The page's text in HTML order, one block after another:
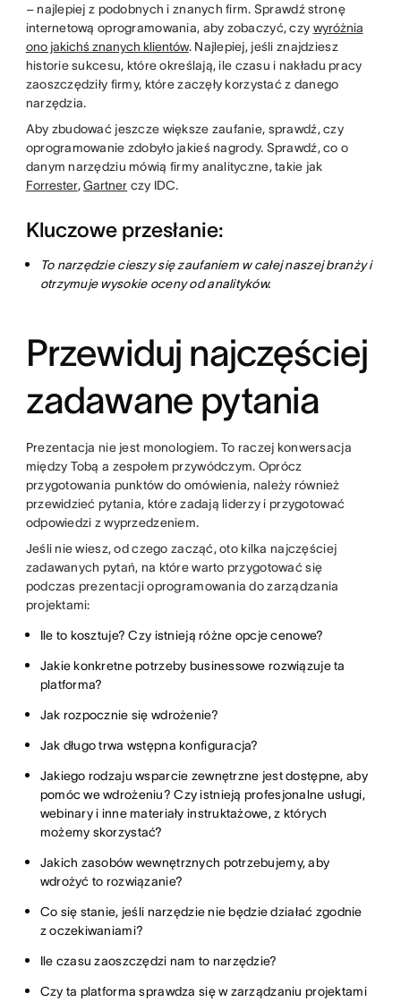
– najlepiej z podobnych i znanych firm. Sprawdź stronę
internetową oprogramowania, aby zobaczyć, czy wyróżnia
ono jakichś znanych klientów. Najlepiej, jeśli znajdziesz
historie sukcesu, które określają, ile czasu i nakładu pracy
zaoszczędziły firmy, które zaczęły korzystać z danego
narzędzia.
Aby zbudować jeszcze większe zaufanie, sprawdź, czy
oprogramowanie zdobyło jakieś nagrody. Sprawdź, co o
danym narzędziu mówią firmy analityczne, takie jak
Forrester,Gartner czy IDC.
Kluczowe przesłanie:
To narzędzie cieszy się zaufaniem w całej naszej branży i
otrzymuje wysokie oceny od analityków.
Przewiduj najczęściej
zadawane pytania
Prezentacja nie jest monologiem. To raczej konwersacja
między Tobą a zespołem przywódczym. Oprócz
przygotowania punktów do omówienia, należy również
przewidzieć pytania, które zadają liderzy i przygotować
odpowiedzi z wyprzedzeniem.
Jeśli nie wiesz, od czego zacząć, oto kilka najczęściej
zadawanych pytań, na które warto przygotować się
podczas prezentacji oprogramowania do zarządzania
projektami:
Ile to kosztuje? Czy istnieją różne opcje cenowe?
Jakie konkretne potrzeby businessowe rozwiązuje ta
platforma?
Jak rozpocznie się wdrożenie?
Jak długo trwa wstępna konfiguracja?
Jakiego rodzaju wsparcie zewnętrzne jest dostępne, aby
pomóc we wdrożeniu? Czy istnieją profesjonalne usługi,
webinary i inne materiały instruktażowe, z których
możemy skorzystać?
Jakich zasobów wewnętrznych potrzebujemy, aby
wdrożyć to rozwiązanie?
Co się stanie, jeśli narzędzie nie będzie działać zgodnie
z oczekiwaniami?
Ile czasu zaoszczędzi nam to narzędzie?
Czy ta platforma sprawdza się w zarządzaniu projektami